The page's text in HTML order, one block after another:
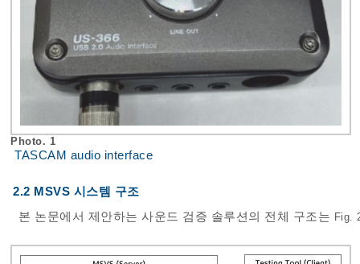
Photo. 1
TASCAM audio interface
2.2 MSVS 시스템 구조
본 논문에서 제안하는 사운드 검증 솔루션의 전체 구조는 Fig.